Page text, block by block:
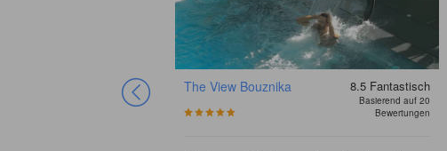
The View Bouznika 8.5 Fantastisch
Basierend auf 20
Bewertungen